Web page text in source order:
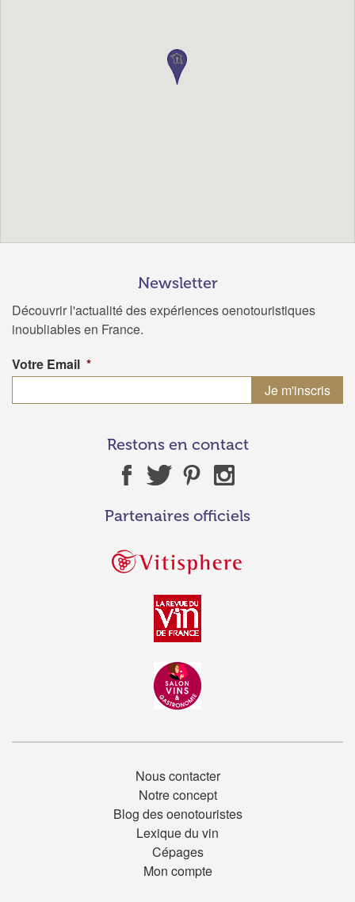
Newsletter
Découvrir l'actualité des expériences oenotouristiques
inoubliables en France.
Votre Email *
Restons en contact
Partenaires officiels
Nous contacter
Notre concept
Blog des oenotouristes
Lexique du vin
Cépages
Mon compte